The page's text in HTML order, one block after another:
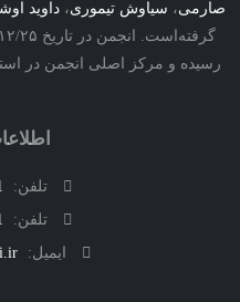
،سیاوش تیموری،داوید اوشاناو
و مرکز اصلی انجمن در استان
اطلاعات
تلفن:
021-88424345
تلفن:
021-88430313
ایمیل: